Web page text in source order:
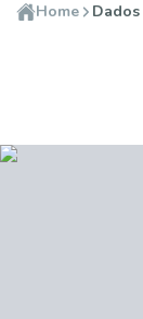
Home